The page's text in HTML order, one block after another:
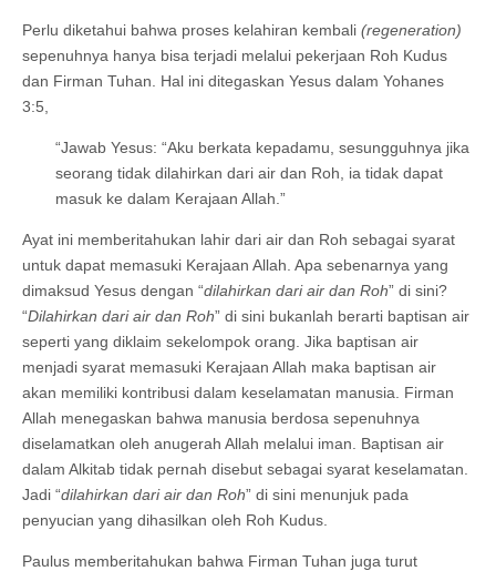
Perlu diketahui bahwa proses kelahiran kembali (regeneration)
sepenuhnya hanya bisa terjadi melalui pekerjaan Roh Kudus
dan Firman Tuhan. Hal ini ditegaskan Yesus dalam Yohanes
3:5,
“Jawab Yesus: “Aku berkata kepadamu, sesungguhnya jika
seorang tidak dilahirkan dari air dan Roh, ia tidak dapat
masuk ke dalam Kerajaan Allah.”
Ayat ini memberitahukan lahir dari air dan Roh sebagai syarat
untuk dapat memasuki Kerajaan Allah. Apa sebenarnya yang
dimaksud Yesus dengan “dilahirkan dari air dan Roh” di sini?
“Dilahirkan dari air dan Roh” di sini bukanlah berarti baptisan air
seperti yang diklaim sekelompok orang. Jika baptisan air
menjadi syarat memasuki Kerajaan Allah maka baptisan air
akan memiliki kontribusi dalam keselamatan manusia. Firman
Allah menegaskan bahwa manusia berdosa sepenuhnya
diselamatkan oleh anugerah Allah melalui iman. Baptisan air
dalam Alkitab tidak pernah disebut sebagai syarat keselamatan.
Jadi “dilahirkan dari air dan Roh” di sini menunjuk pada
penyucian yang dihasilkan oleh Roh Kudus.
Paulus memberitahukan bahwa Firman Tuhan juga turut